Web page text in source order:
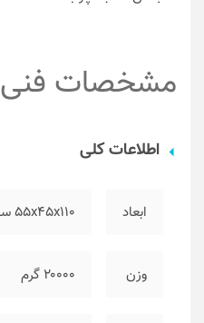
مشخصات فنی
اطلاعات کلی
ابعاد ۵۵x45x110 سانتی‌متر
وزن ۲۰۰۰۰ گرم